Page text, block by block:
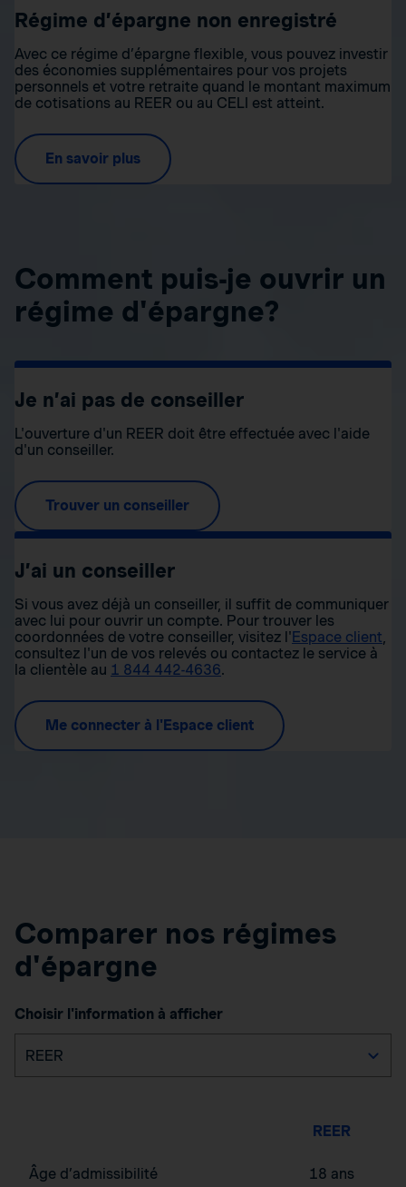
Régime d’épargne non enregistré
Avec ce régime d’épargne flexible, vous pouvez investir
des économies supplémentaires pour vos projets
personnels et votre retraite quand le montant maximum
de cotisations au REER ou au CELI est atteint.
En savoir plus
Comment puis-je ouvrir un
régime d'épargne?
Je n’ai pas de conseiller
L'ouverture d'un REER doit être effectuée avec l'aide
d'un conseiller.
Trouver un conseiller
J’ai un conseiller
Si vous avez déjà un conseiller, il suffit de communiquer
avec lui pour ouvrir un compte. Pour trouver les
coordonnées de votre conseiller, visitez l' Espace client,
consultez l'un de vos relevés ou contactez le service à
la clientèle au 1 844 442-4636.
Me connecter à l'Espace client
Comparer nos régimes
d'épargne
Choisir l'information à afficher
REER
Âge d’admissibilité 18 ans